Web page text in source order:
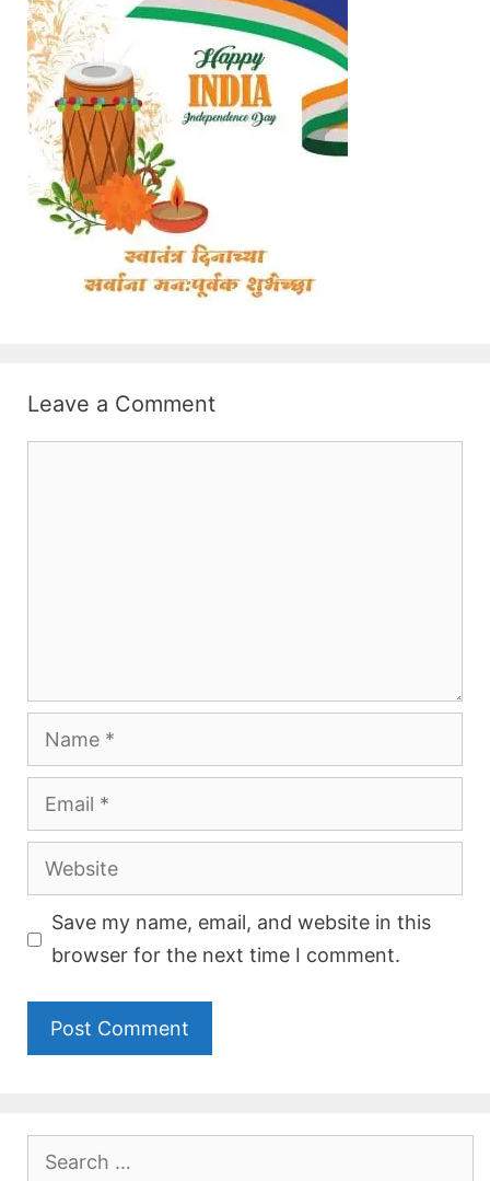
Leave a Comment
Name
Email
Website
Save my name, email, and website in this
browser for the next time I comment.
Search